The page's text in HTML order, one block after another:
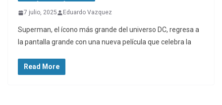
7 julio, 2025 Eduardo Vazquez
Superman, el ícono más grande del universo DC, regresa a
la pantalla grande con una nueva película que celebra la
Read More